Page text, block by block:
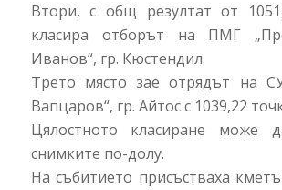
Втори, с общ резултат от
класира отборът на ПМГ
Иванов“, гр. Кюстендил.
Трето място зае отрядът на
Вапцаров“, гр. Айтос с 1039,22
Цялостното класиране може
снимките по-долу.
На събитието присъстваха